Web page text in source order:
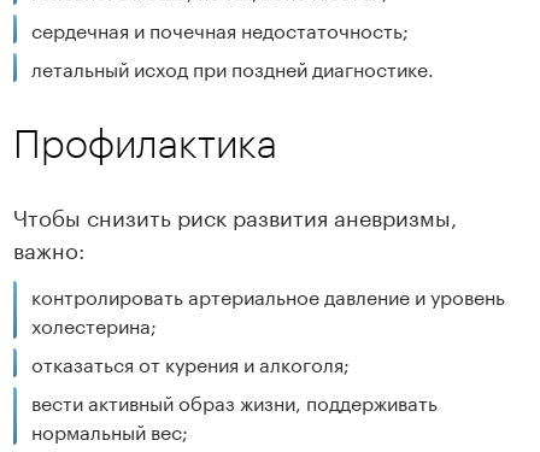
сердечная и почечная недостаточность;
летальный исход при поздней диагностике.
Профилактика
Чтобы снизить риск развития аневризмы,
важно:
контролировать артериальное давление и уровень
холестерина;
отказаться от курения и алкоголя;
вести активный образ жизни, поддерживать
нормальный вес;